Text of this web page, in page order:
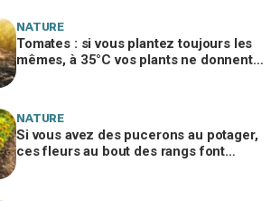
NATURE
Tomates : si vous plantez toujours les
mêmes, à 35°C vos plants ne donnent
NATURE
Si vous avez des pucerons au potager,
ces fleurs au bout des rangs font